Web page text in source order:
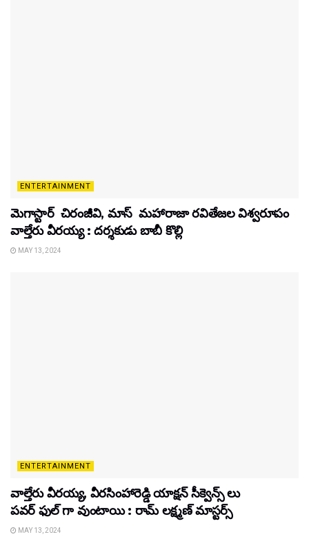
ENTERTAINMENT
మెగాస్టార్ చిరంజీవి, మాస్ మహారాజా రవితేజల విశ్వరూపం
వాల్తేరు వీరయ్య : దర్శకుడు బాబీ కొల్లి
MAY 13, 2024
ENTERTAINMENT
వాల్తేరు వీరయ్య, వీరసింహారెడ్డి యాక్షన్ సీక్వెన్స్ లు
పవర్ ఫుల్ గా వుంటాయి : రామ్ లక్ష్మణ్ మాస్టర్స్
MAY 13, 2024